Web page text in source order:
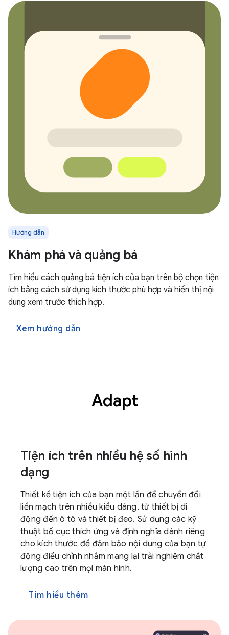
Hướng dẫn
Khám phá và quảng bá
Tìm hiểu cách quảng bá tiện ích của bạn trên bộ chọn tiện
ích bằng cách sử dụng kích thước phù hợp và hiển thị nội
dung xem trước thích hợp.
Xem hướng dẫn
Adapt
Tiện ích trên nhiều hệ số hình
dạng
Thiết kế tiện ích của bạn một lần để chuyển đổi
liền mạch trên nhiều kiểu dáng, từ thiết bị di
động đến ô tô và thiết bị đeo. Sử dụng các kỹ
thuật bố cục thích ứng và định nghĩa dành riêng
cho kích thước để đảm bảo nội dung của bạn tự
động điều chỉnh nhằm mang lại trải nghiệm chất
lượng cao trên mọi màn hình.
Tìm hiểu thêm